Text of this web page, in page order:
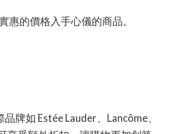
惠的價格入手心儀的商品。
牌如 Estée Lauder、Lancôme、